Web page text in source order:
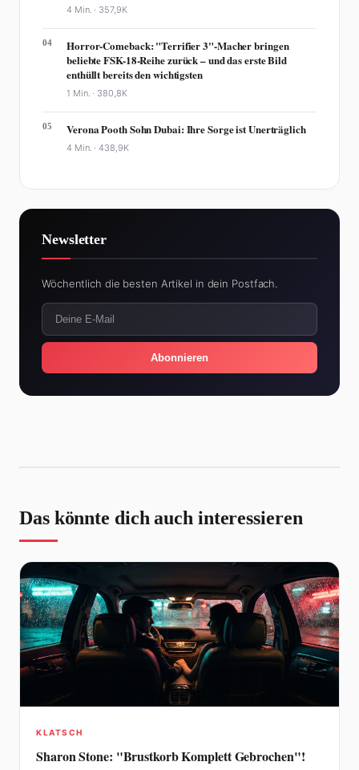
4 Min. · 357,9K
04
Horror-Comeback: "Terrifier 3"-Macher bringen
beliebte FSK-18-Reihe zurück – und das erste Bild
enthüllt bereits den wichtigsten
1 Min. · 380,8K
05 Verona Pooth Sohn Dubai: Ihre Sorge ist Unerträglich
4 Min. ·438,9K
Newsletter
Wöchentlich die besten Artikel in dein Postfach.
Abonnieren
Das könnte dich auch interessieren
KLATSCH
Sharon Stone: "Brustkorb Komplett Gebrochen"!